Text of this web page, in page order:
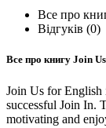
Все про
Відгуків (0)
Все про книгу Join
Join Us for English
successful Join In.
motivating and